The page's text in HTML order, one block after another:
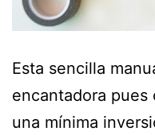
Esta sencilla
encantadora
una mínima